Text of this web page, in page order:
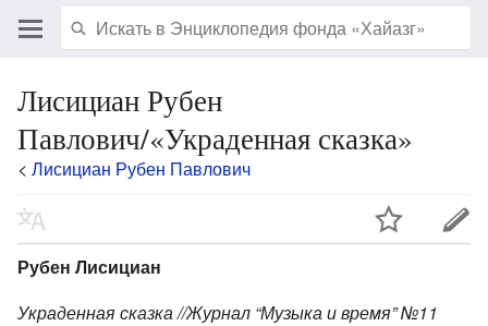
Лисициан Рубен
Павлович/«Украденная сказка»
< Лисициан Рубен Павлович
Рубен Лисициан
Украденная сказка //Журнал “Музыка и время” №11